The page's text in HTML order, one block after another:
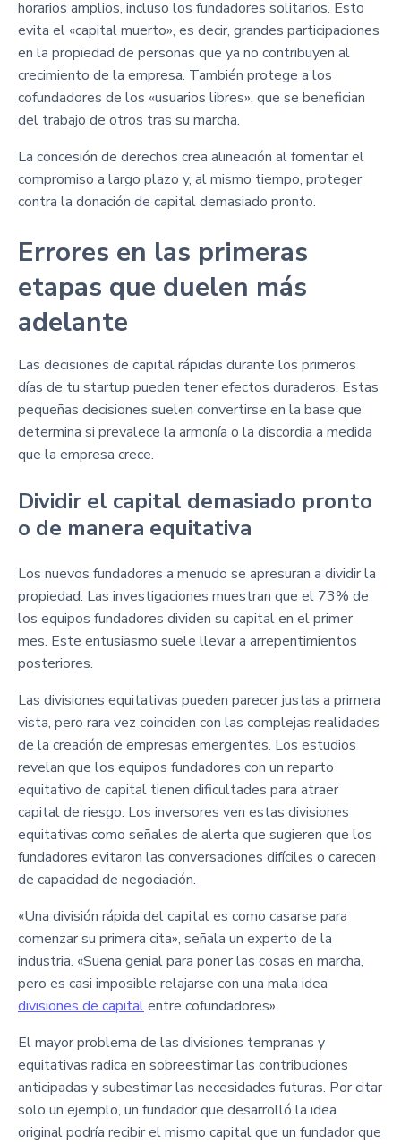
horarios amplios, incluso los fundadores solitarios. Esto
evita el «capital muerto», es decir, grandes participaciones
en la propiedad de personas que ya no contribuyen al
crecimiento de la empresa. También protege a los
cofundadores de los «usuarios libres», que se benefician
del trabajo de otros tras su marcha.
La concesión de derechos crea alineación al fomentar el
compromiso a largo plazo y, al mismo tiempo, proteger
contra la donación de capital demasiado pronto.
Errores en las primeras
etapas que duelen más
adelante
Las decisiones de capital rápidas durante los primeros
días de tu startup pueden tener efectos duraderos. Estas
pequeñas decisiones suelen convertirse en la base que
determina si prevalece la armonía o la discordia a medida
que la empresa crece.
Dividir el capital demasiado pronto
o de manera equitativa
Los nuevos fundadores a menudo se apresuran a dividir la
propiedad. Las investigaciones muestran que el 73% de
los equipos fundadores dividen su capital en el primer
mes. Este entusiasmo suele llevar a arrepentimientos
posteriores.
Las divisiones equitativas pueden parecer justas a primera
vista, pero rara vez coinciden con las complejas realidades
de la creación de empresas emergentes. Los estudios
revelan que los equipos fundadores con un reparto
equitativo de capital tienen dificultades para atraer
capital de riesgo. Los inversores ven estas divisiones
equitativas como señales de alerta que sugieren que los
fundadores evitaron las conversaciones difíciles o carecen
de capacidad de negociación.
«Una división rápida del capital es como casarse para
comenzar su primera cita», señala un experto de la
industria. «Suena genial para poner las cosas en marcha,
pero es casi imposible relajarse con una mala idea
divisiones de capitalentre cofundadores».
El mayor problema de las divisiones tempranas y
equitativas radica en sobreestimar las contribuciones
anticipadas y subestimar las necesidades futuras. Por citar
solo un ejemplo, un fundador que desarrolló la idea
original podría recibir el mismo capital que un fundador que